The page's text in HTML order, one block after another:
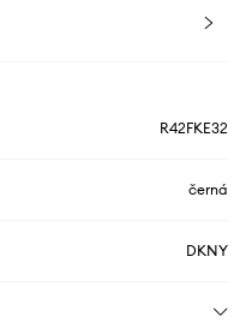
R42FKE32
černá
DKNY